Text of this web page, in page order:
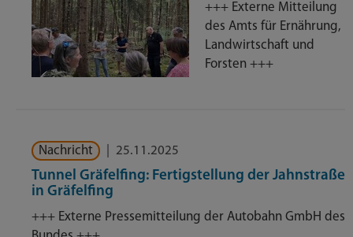
+++ Externe Mitteilung
des Amts für Ernährung,
Landwirtschaft und
Forsten +++
Nachricht 25.11.2025
Tunnel Gräfelfing: Fertigstellung der Jahnstraße
in Gräfelfing
+++ Externe Pressemitteilung der Autobahn GmbH des